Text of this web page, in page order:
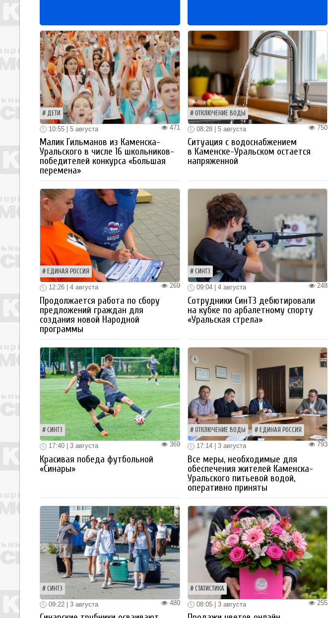
ДЕТИ
471
10:55 | 5 августа
Малик Гильманов из Каменска-
Уральского в числе 16 школьников-
победителей конкурса «Большая
перемена»
ОТКЛЮЧЕНИЕ ВОДЫ
750
08:28 | 5 августа
Ситуация с водоснабжением
в Каменске-Уральском остается
напряженной
ЕДИНАЯ РОССИЯ
269
12:26 | 4 августа
Продолжается работа по сбору
предложений граждан для
создания новой Народной
программы
СИНТЗ
248
09:04 | 4 августа
Сотрудники СинТЗ дебютировали
на кубке по арбалетному спорту
«Уральская стрела»
СИНТЗ
369
17:40 | 3 августа
Красивая победа футбольной
«Синары»
ОТКЛЮЧЕНИЕ ВОДЫ ЕДИНАЯ РОССИЯ
793
17:14 | 3 августа
Все меры, необходимые для
обеспечения жителей Каменска-
Уральского питьевой водой,
оперативно приняты
СИНТЗ
480
09:22 | 3 августа
СТАТИСТИКА
255
08:05 | 3 августа